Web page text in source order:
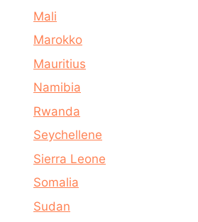
Mali
Marokko
Mauritius
Namibia
Rwanda
Seychellene
Sierra Leone
Somalia
Sudan